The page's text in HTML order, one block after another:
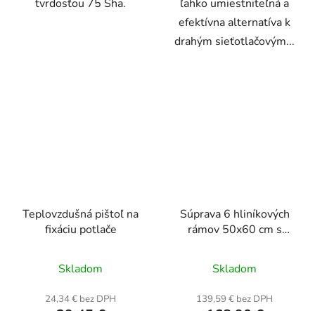
tvrdosťou 75 Sha.
ľahko umiestniteľná a
efektívna alternatíva k
drahým sieťotlačovým...
Teplovzdušná pištoľ na
fixáciu potlače
Skladom
24,34 € bez DPH
Súprava 6 hliníkových
rámov 50x60 cm s
64T
hodnotenie
produktu
Skladom
139,59 € bez DPH